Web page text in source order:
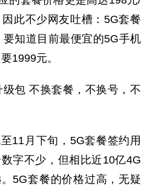
此不少网友吐槽：5G套餐
知道目前最便宜的5G手机
1999元。
11月下旬，5G套餐签约用
字不少，但相比近10亿4G
5G套餐的价格过高，无疑